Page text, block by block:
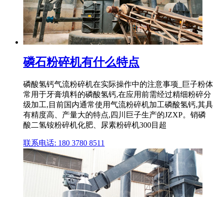
磷石粉碎机有什么特点
磷酸氢钙气流粉碎机在实际操作中的注意事项_巨子粉体
常用于牙膏填料的磷酸氢钙,在应用前需经过精细粉碎分
级加工,目前国内通常使用气流粉碎机加工磷酸氢钙,其具
有精度高、产量大的特点,四川巨子生产的JZXP。销磷
酸二氢铵粉碎机化肥、尿素粉碎机300目超
联系电话: 180 3780 8511